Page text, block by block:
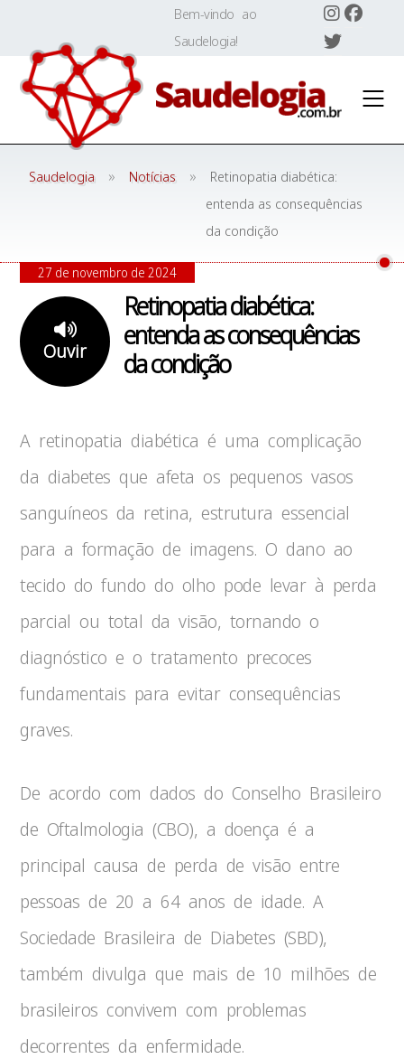
content
Bem-vindo ao
Saudelogia!
Saudelogia » Notícias »
Retinopatia diabética:
entenda as consequências
da condição
Retinopatia diabética:
entenda as consequências
da condição
Ouvir
27 de novembro de 2024
A retinopatia diabética é uma complicação
da diabetes que afeta os pequenos vasos
sanguíneos da retina, estrutura essencial
para a formação de imagens. O dano ao
tecido do fundo do olho pode levar à perda
parcial ou total da visão, tornando o
diagnóstico e o tratamento precoces
fundamentais para evitar consequências
graves.
De acordo com dados do Conselho Brasileiro
de Oftalmologia (CBO), a doença é a
principal causa de perda de visão entre
pessoas de 20 a 64 anos de idade. A
Sociedade Brasileira de Diabetes (SBD),
também divulga que mais de 10 milhões de
brasileiros convivem com problemas
decorrentes da enfermidade.